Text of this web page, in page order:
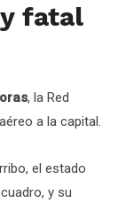
fatal
, la Red
a la capital.
el estado
y su